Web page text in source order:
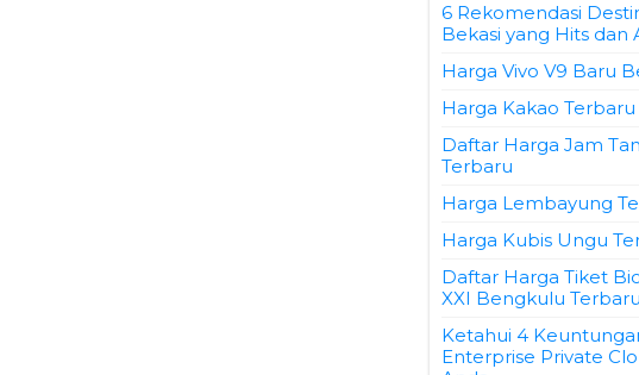
6 Rekomendasi
Bekasi yang Hits dan
Harga Vivo V9 Baru
Harga Kakao Terbaru
Daftar Harga Jam
Terbaru
Harga Lembayung
Harga Kubis Ungu
Daftar Harga Tiket
XXI Bengkulu Terbaru
Ketahui 4
Enterprise Private